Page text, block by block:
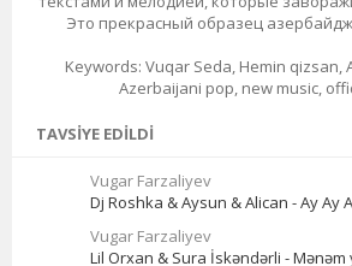
Это прекрасный образец
Keywords: Vuqar Seda, Hemin qizsan,
Azerbaijani pop, new music,
TAVSIYE EDILDI
Vugar Farzaliyev
Dj Roshka & Aysun & Alican - Ay Ay
Vugar Farzaliyev
Lil Orxan & Sura İskəndərli - Mənəm